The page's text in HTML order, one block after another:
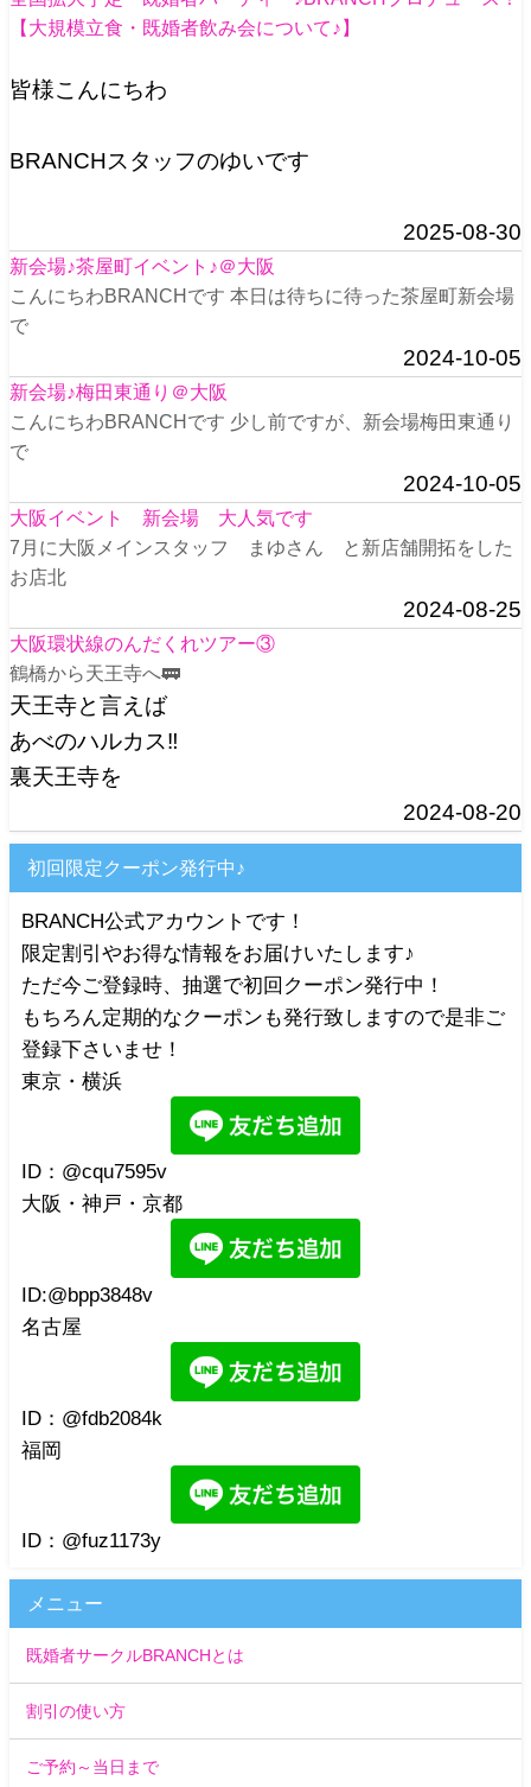
【大規模立食・既婚者飲み会について♪】
皆様こんにちわ
BRANCHスタッフのゆいです
2025-08-30
新会場♪茶屋町イベント♪＠大阪
こんにちわBRANCHです 本日は待ちに待った茶屋町新会場
で
2024-10-05
新会場♪梅田東通り＠大阪
こんにちわBRANCHです 少し前ですが、新会場梅田東通り
で
2024-10-05
大阪イベント 新会場 大人気です
7月に大阪メインスタッフ まゆさん と新店舗開拓をした
お店北
2024-08-25
大阪環状線のんだくれツアー③
鶴橋から天王寺へ🚃
天王寺と言えば
あべのハルカス‼️
裏天王寺を
2024-08-20
初回限定クーポン発行中♪
BRANCH公式アカウントです！
限定割引やお得な情報をお届けいたします♪
ただ今ご登録時、抽選で初回クーポン発行中！
もちろん定期的なクーポンも発行致しますので是非ご
登録下さいませ！
東京・横浜
ID：@cqu7595v
大阪・神戸・京都
ID:@bpp3848v
名古屋
ID：@fdb2084k
福岡
ID：@fuz1173y
メニュー
既婚者サークルBRANCHとは
割引の使い方
ご予約～当日まで